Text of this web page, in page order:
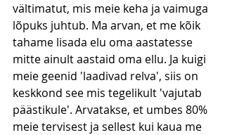
vältimatut, mis meie keha ja vaimuga
lõpuks juhtub. Ma arvan, et me kõik
tahame lisada elu oma aastatesse
mitte ainult aastaid oma ellu. Ja kuigi
meie geenid 'laadivad relva', siis on
keskkond see mis tegelikult 'vajutab
päästikule'. Arvatakse, et umbes 80%
meie tervisest ja sellest kui kaua me